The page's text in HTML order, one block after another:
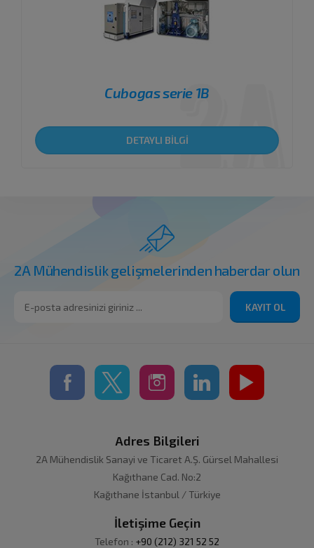
Cubogas serie 1B
DETAYLI BİLGİ
2A Mühendislik gelişmelerinden haberdar olun
KAYIT OL
Adres Bilgileri
2A Mühendislik Sanayi ve Ticaret A.Ş. Gürsel Mahallesi
Kağıthane Cad. No:2
Kağıthane İstanbul / Türkiye
İletişime Geçin
Telefon : +90 (212) 321 52 52